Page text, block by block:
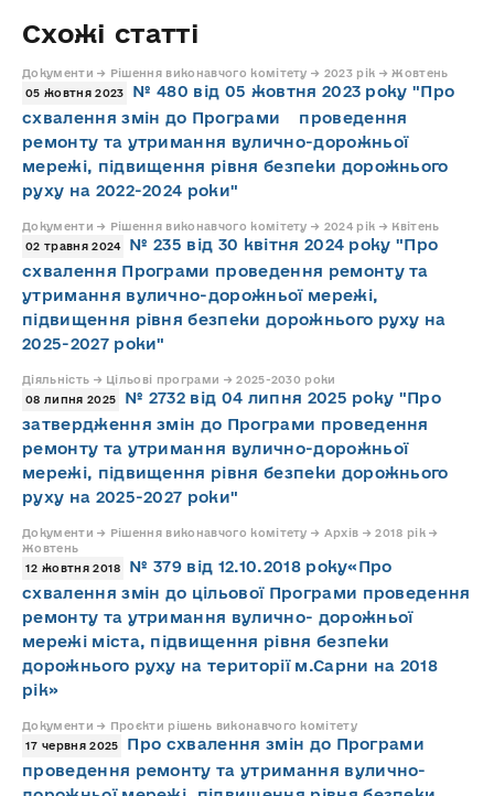
Схожі статті
Документи → Рішення виконавчого комітету → 2023 рік → Жовтень
05 жовтня 2023
№ 480 від 05 жовтня 2023 року "Про
схвалення змін до Програми проведення
ремонту та утримання вулично-дорожньої
мережі, підвищення рівня безпеки дорожнього
руху на 2022-2024 роки"
Документи → Рішення виконавчого комітету → 2024 рік → Квітень
02 травня 2024
№ 235 від 30 квітня 2024 року "Про
схвалення Програми проведення ремонту та
утримання вулично-дорожньої мережі,
підвищення рівня безпеки дорожнього руху на
2025-2027 роки"
Діяльність → Цільові програми → 2025-2030 роки
08 липня 2025
№ 2732 від 04 липня 2025 року "Про
затвердження змін до Програми проведення
ремонту та утримання вулично-дорожньої
мережі, підвищення рівня безпеки дорожнього
руху на 2025-2027 роки"
Документи → Рішення виконавчого комітету → Архів → 2018 рік →
Жовтень
12 жовтня 2018
№ 379 від 12.10.2018 року«Про
схвалення змін до цільової Програми проведення
ремонту та утримання вулично- дорожньої
мережі міста, підвищення рівня безпеки
дорожнього руху на території м.Сарни на 2018
рік»
Документи → Проєкти рішень виконавчого комітету
17 червня 2025
Про схвалення змін до Програми
проведення ремонту та утримання вулично-